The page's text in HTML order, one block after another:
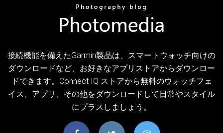
接続機能を備えたGarmin製品は、スマートウォッチ向けの
ダウンロードなど、お好きなアプリストアからダウンロー
ドできます。Connect IQ ストアから無料のウォッチフェ
イス、アプリ、その他をダウンロードして日常やスタイル
にプラスしましょう。